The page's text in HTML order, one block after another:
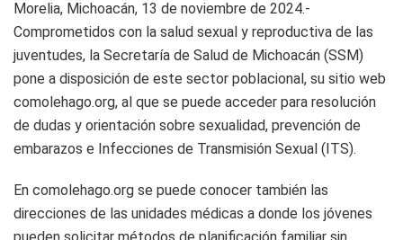
Morelia, Michoacán, 13 de noviembre de 2024.-
Comprometidos con la salud sexual y reproductiva de las
juventudes, la Secretaría de Salud de Michoacán (SSM)
pone a disposición de este sector poblacional, su sitio web
comolehago.org, al que se puede acceder para resolución
de dudas y orientación sobre sexualidad, prevención de
embarazos e Infecciones de Transmisión Sexual (ITS).
En comolehago.org se puede conocer también las
direcciones de las unidades médicas a donde los jóvenes